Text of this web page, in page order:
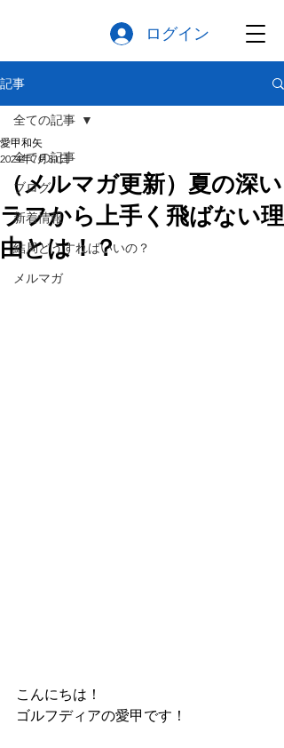
ログイン
記事
全ての記事
ブログ
新着情報
結局どうすればいいの？
メルマガ
全ての記事
（メルマガ更新）夏の深い
ラフから上手く飛ばない理
由とは！？
愛甲和矢
2024年7月31日
こんにちは！
ゴルフディアの愛甲です！